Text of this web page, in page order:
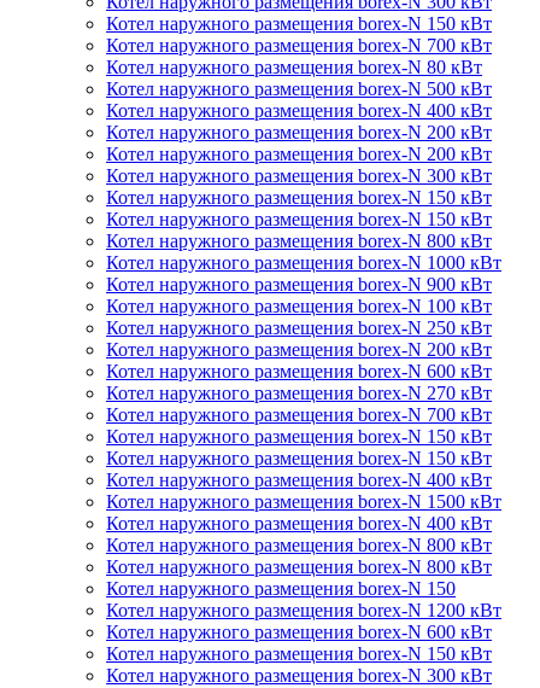
Котел наружного размещения borex-N 150 кВт
Котел наружного размещения borex-N 700 кВт
Котел наружного размещения borex-N 80 кВт
Котел наружного размещения borex-N 500 кВт
Котел наружного размещения borex-N 400 кВт
Котел наружного размещения borex-N 200 кВт
Котел наружного размещения borex-N 200 кВт
Котел наружного размещения borex-N 300 кВт
Котел наружного размещения borex-N 150 кВт
Котел наружного размещения borex-N 150 кВт
Котел наружного размещения borex-N 800 кВт
Котел наружного размещения borex-N 1000 кВт
Котел наружного размещения borex-N 900 кВт
Котел наружного размещения borex-N 100 кВт
Котел наружного размещения borex-N 250 кВт
Котел наружного размещения borex-N 200 кВт
Котел наружного размещения borex-N 600 кВт
Котел наружного размещения borex-N 270 кВт
Котел наружного размещения borex-N 700 кВт
Котел наружного размещения borex-N 150 кВт
Котел наружного размещения borex-N 150 кВт
Котел наружного размещения borex-N 400 кВт
Котел наружного размещения borex-N 1500 кВт
Котел наружного размещения borex-N 400 кВт
Котел наружного размещения borex-N 800 кВт
Котел наружного размещения borex-N 800 кВт
Котел наружного размещения borex-N 150
Котел наружного размещения borex-N 1200 кВт
Котел наружного размещения borex-N 600 кВт
Котел наружного размещения borex-N 150 кВт
Котел наружного размещения borex-N 300 кВт